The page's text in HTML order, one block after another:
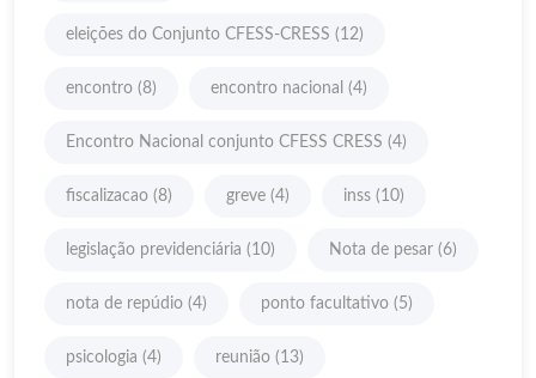
eleições do Conjunto CFESS-CRESS (12)
encontro (8) encontro nacional (4)
Encontro Nacional conjunto CFESS CRESS (4)
fiscalizacao (8) greve (4) inss (10)
legislação previdenciária (10) Nota de pesar (6)
nota de repúdio (4) ponto facultativo (5)
psicologia (4) reunião (13)